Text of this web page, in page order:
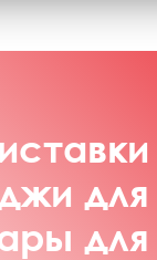
для